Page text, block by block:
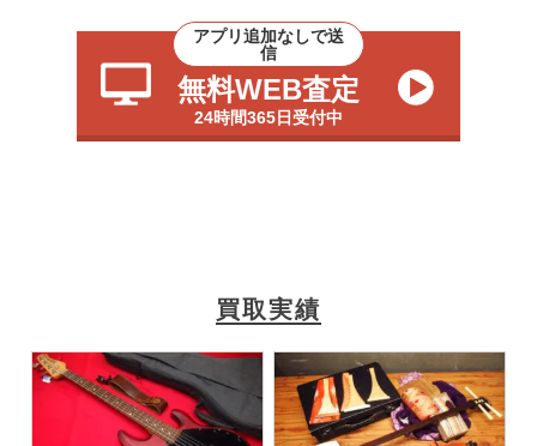
アプリ追加なしで送
信
無料WEB査定
24時間365日受付中
買取実績